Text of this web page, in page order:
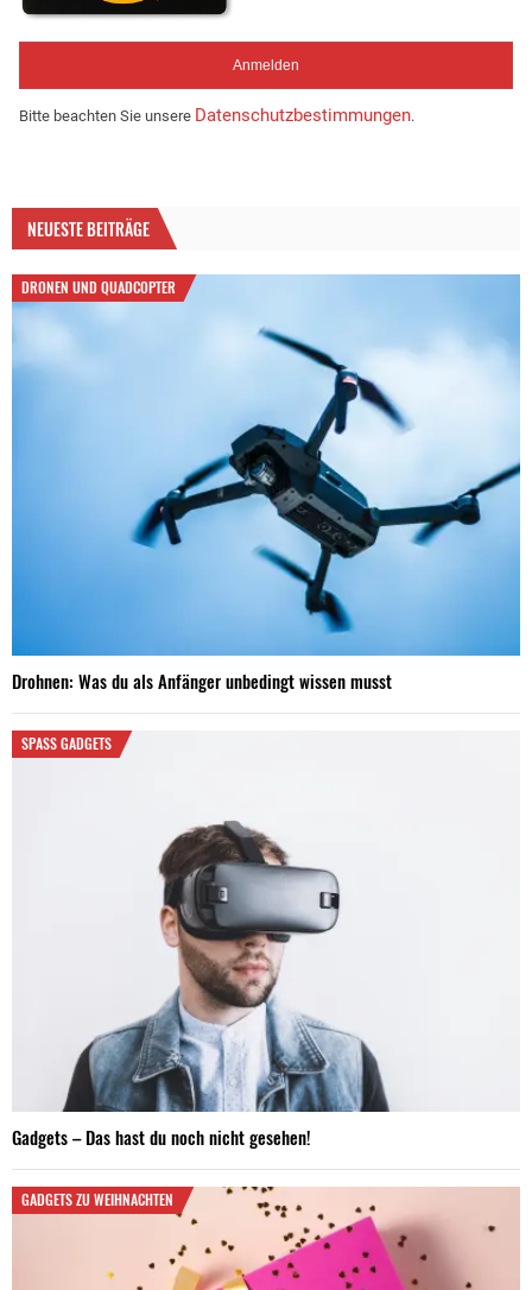
Bitte beachten Sie unsere Datenschutzbestimmungen.
NEUESTE BEITRÄGE
DRONEN UND QUADCOPTER
Drohnen: Was du als Anfänger unbedingt wissen musst
SPASS GADGETS
Gadgets – Das hast du noch nicht gesehen!
GADGETS ZU WEIHNACHTEN